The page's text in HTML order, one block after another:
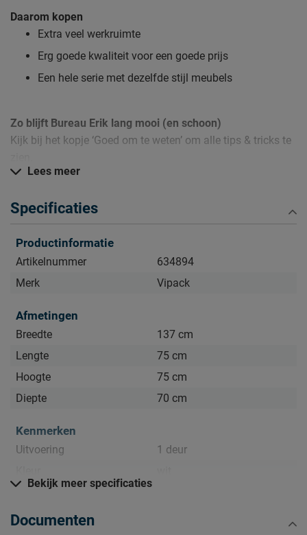
Daarom kopen
Extra veel werkruimte
Erg goede kwaliteit voor een goede prijs
Een hele serie met dezelfde stijl meubels
Zo blijft Bureau Erik lang mooi (en schoon)
Kijk bij het kopje ‘Goed om te weten’ om alle tips & tricks te
Lees meer
Specificaties
Productinformatie
Artikelnummer
634894
Merk
Vipack
Afmetingen
Breedte
137 cm
Lengte
75 cm
Hoogte
75 cm
Diepte
70 cm
Kenmerken
Uitvoering
1 deur
Bekijk meer specificaties
Documenten